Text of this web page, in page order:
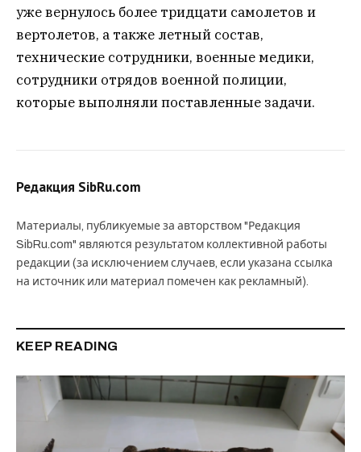
уже вернулось более тридцати самолетов и
вертолетов, а также летный состав,
технические сотрудники, военные медики,
сотрудники отрядов военной полиции,
которые выполняли поставленные задачи.
Редакция SibRu.com
Материалы, публикуемые за авторством "Редакция
SibRu.com" являются результатом коллективной работы
редакции (за исключением случаев, если указана ссылка
на источник или материал помечен как рекламный).
KEEP READING